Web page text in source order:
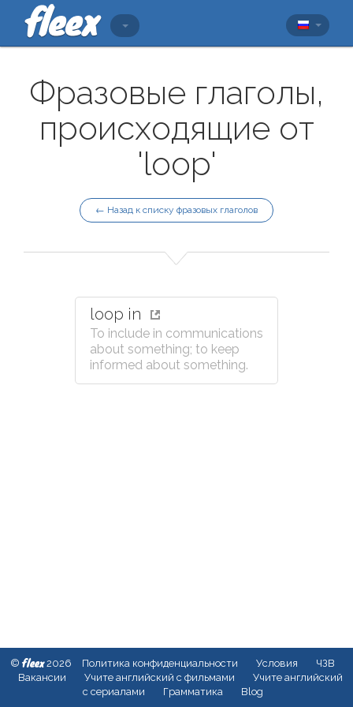
Фразовые глаголы,
происходящие от
'loop'
← Назад к списку фразовых глаголов
loop in
To include in communications
about something; to keep
informed about something.
© fleex2026 Политика конфиденциальности Условия
ЧЗВ
Вакансии
Учите английский с фильмами
Учите английский
с сериалами
Грамматика Blog